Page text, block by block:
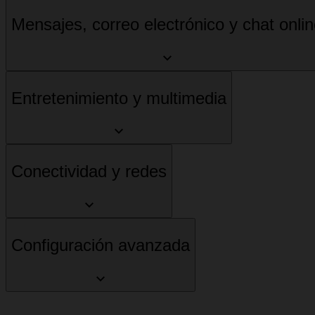
Mensajes, correo electrónico y chat
Entretenimiento y multimedia
Conectividad y redes
Configuración avanzada